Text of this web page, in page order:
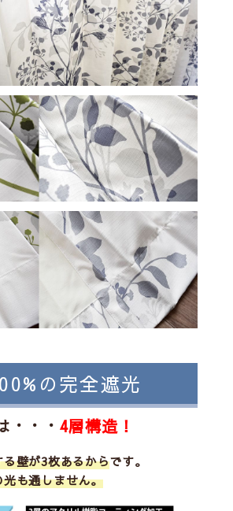
の完全遮光
・・・ 4層構造！
る壁が3枚あるからです。
も通しません。